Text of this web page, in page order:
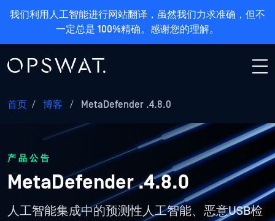
我们利用人工智能进行网站翻译，虽然我们力求准确，但不
一定总是 100%精确。感谢您的理解。
首页 / 博客 / MetaDefender .4.8.0
产品公告
MetaDefender .4.8.0
人工智能集成中的预测性人工智能、恶意USB检